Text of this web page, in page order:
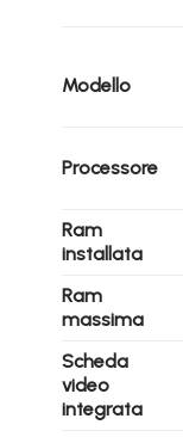
Modello
Processore
Ram
installata
Ram
massima
Scheda
video
integrata